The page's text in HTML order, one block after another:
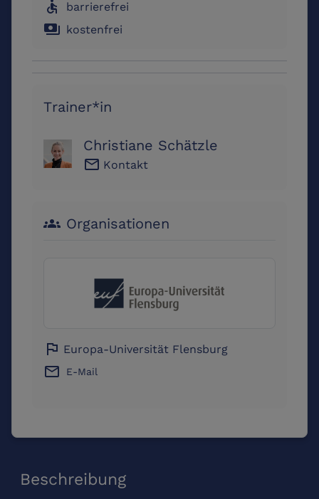
Beschreibung
accessible barrierefrei
payments kostenfrei
Trainer*in
Christiane Schätzle
email Kontakt
groups Organisationen
flag Europa-Universität Flensburg
email E-Mail